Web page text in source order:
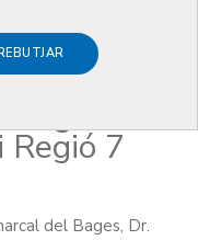
de la
Dr.
Regió 7
del Bages, Dr.